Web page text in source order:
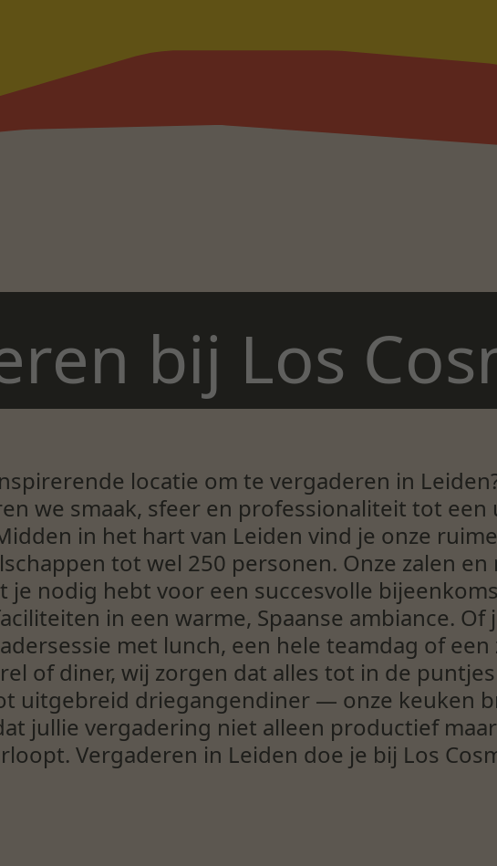
bij Los
locatie om te vergaderen in
we smaak, sfeer en professionaliteit tot een
in het hart van Leiden vind je onze
tot wel 250 personen. Onze zalen
je nodig hebt voor een succesvolle
in een warme, Spaanse ambiance. Of
met lunch, een hele teamdag of een
of diner, wij zorgen dat alles tot in de
uitgebreid driegangendiner — onze keuken
jullie vergadering niet alleen productief
Vergaderen in Leiden doe je bij Los